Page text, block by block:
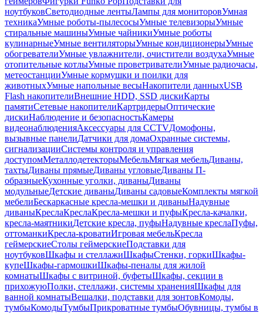
ноутбуковСветодиодные лентыЛампы для мониторовУмная
техникаУмные роботы-пылесосыУмные телевизорыУмные
стиральные машиныУмные чайникиУмные роботы
кулинарныеУмные вентиляторыУмные кондиционерыУмные
обогревателиУмные увлажнители, очистители воздухаУмные
отопительные котлыУмные проветривателиУмные радиочасы,
метеостанцииУмные кормушки и поилки для
животныхУмные напольные весыНакопители данныхUSB
Flash накопителиВнешние HDD, SSD дискиКарты
памятиСетевые накопителиКартридерыОптические
дискиНаблюдение и безопасностьКамеры
видеонаблюденияАксессуары для CCTVДомофоны,
вызывные панелиДатчики для домаОхранные системы,
сигнализацииСистемы контроля и управления
доступомМеталлодетекторыМебельМягкая мебельДиваны,
тахтыДиваны прямыеДиваны угловыеДиваны П-
образныеКухонные уголки, диваныДиваны
модульныеДетские диваныДиваны садовыеКомплекты мягкой
мебелиБескаркасные кресла-мешки и диваныНадувные
диваныКреслаКреслаКресла-мешки и пуфыКресла-качалки,
кресла-маятникиДетские кресла, пуфыНадувные креслаПуфы,
оттоманкиКресла-кроватиИгровая мебельКресла
геймерскиеСтолы геймерскиеПодставки для
ноутбуковШкафы и стеллажиШкафыСтенки, горкиШкафы-
купеШкафы-гармошкиШкафы-пеналы для жилой
комнатыШкафы с витриной, буфетыШкафы, секции в
прихожуюПолки, стеллажи, системы храненияШкафы для
ванной комнатыВешалки, подставки для зонтовКомоды,
тумбыКомодыТумбыПрикроватные тумбыОбувницы, тумбы в